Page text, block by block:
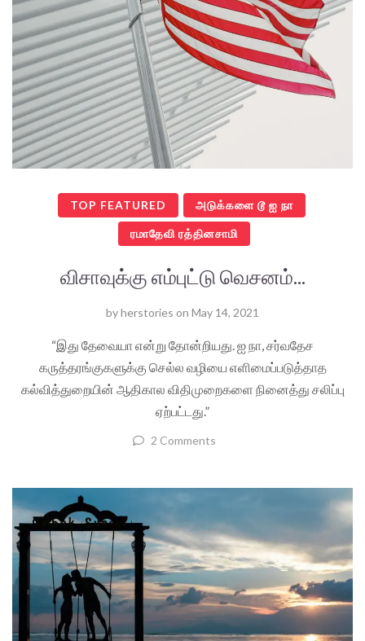
TOP FEATURED அடுக்களை டூ ஐ நா
ரமாதேவி ரத்தினசாமி
விசாவுக்கு எம்புட்டு வெசனம்...
byherstories on May 14, 2021
“இது தேவையா என்று தோன்றியது. ஐ நா, சர்வதேச
கருத்தரங்குகளுக்கு செல்ல வழியை எளிமைப்படுத்தாத
கல்வித்துறையின் ஆதிகால விதிமுறைகளை நினைத்து சலிப்பு
ஏற்பட்டது.”
2 Comments